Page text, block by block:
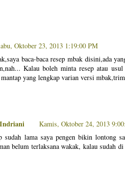
Oktober 23, 2013 1:19:00 PM
baca-baca resep mbak disini,ada
Kalau boleh minta resep atau
yang lengkap varian versi
Kamis, Oktober 24, 2013
sudah lama saya pengen bikin lontong
belum terlaksana wakak, kalau sudah